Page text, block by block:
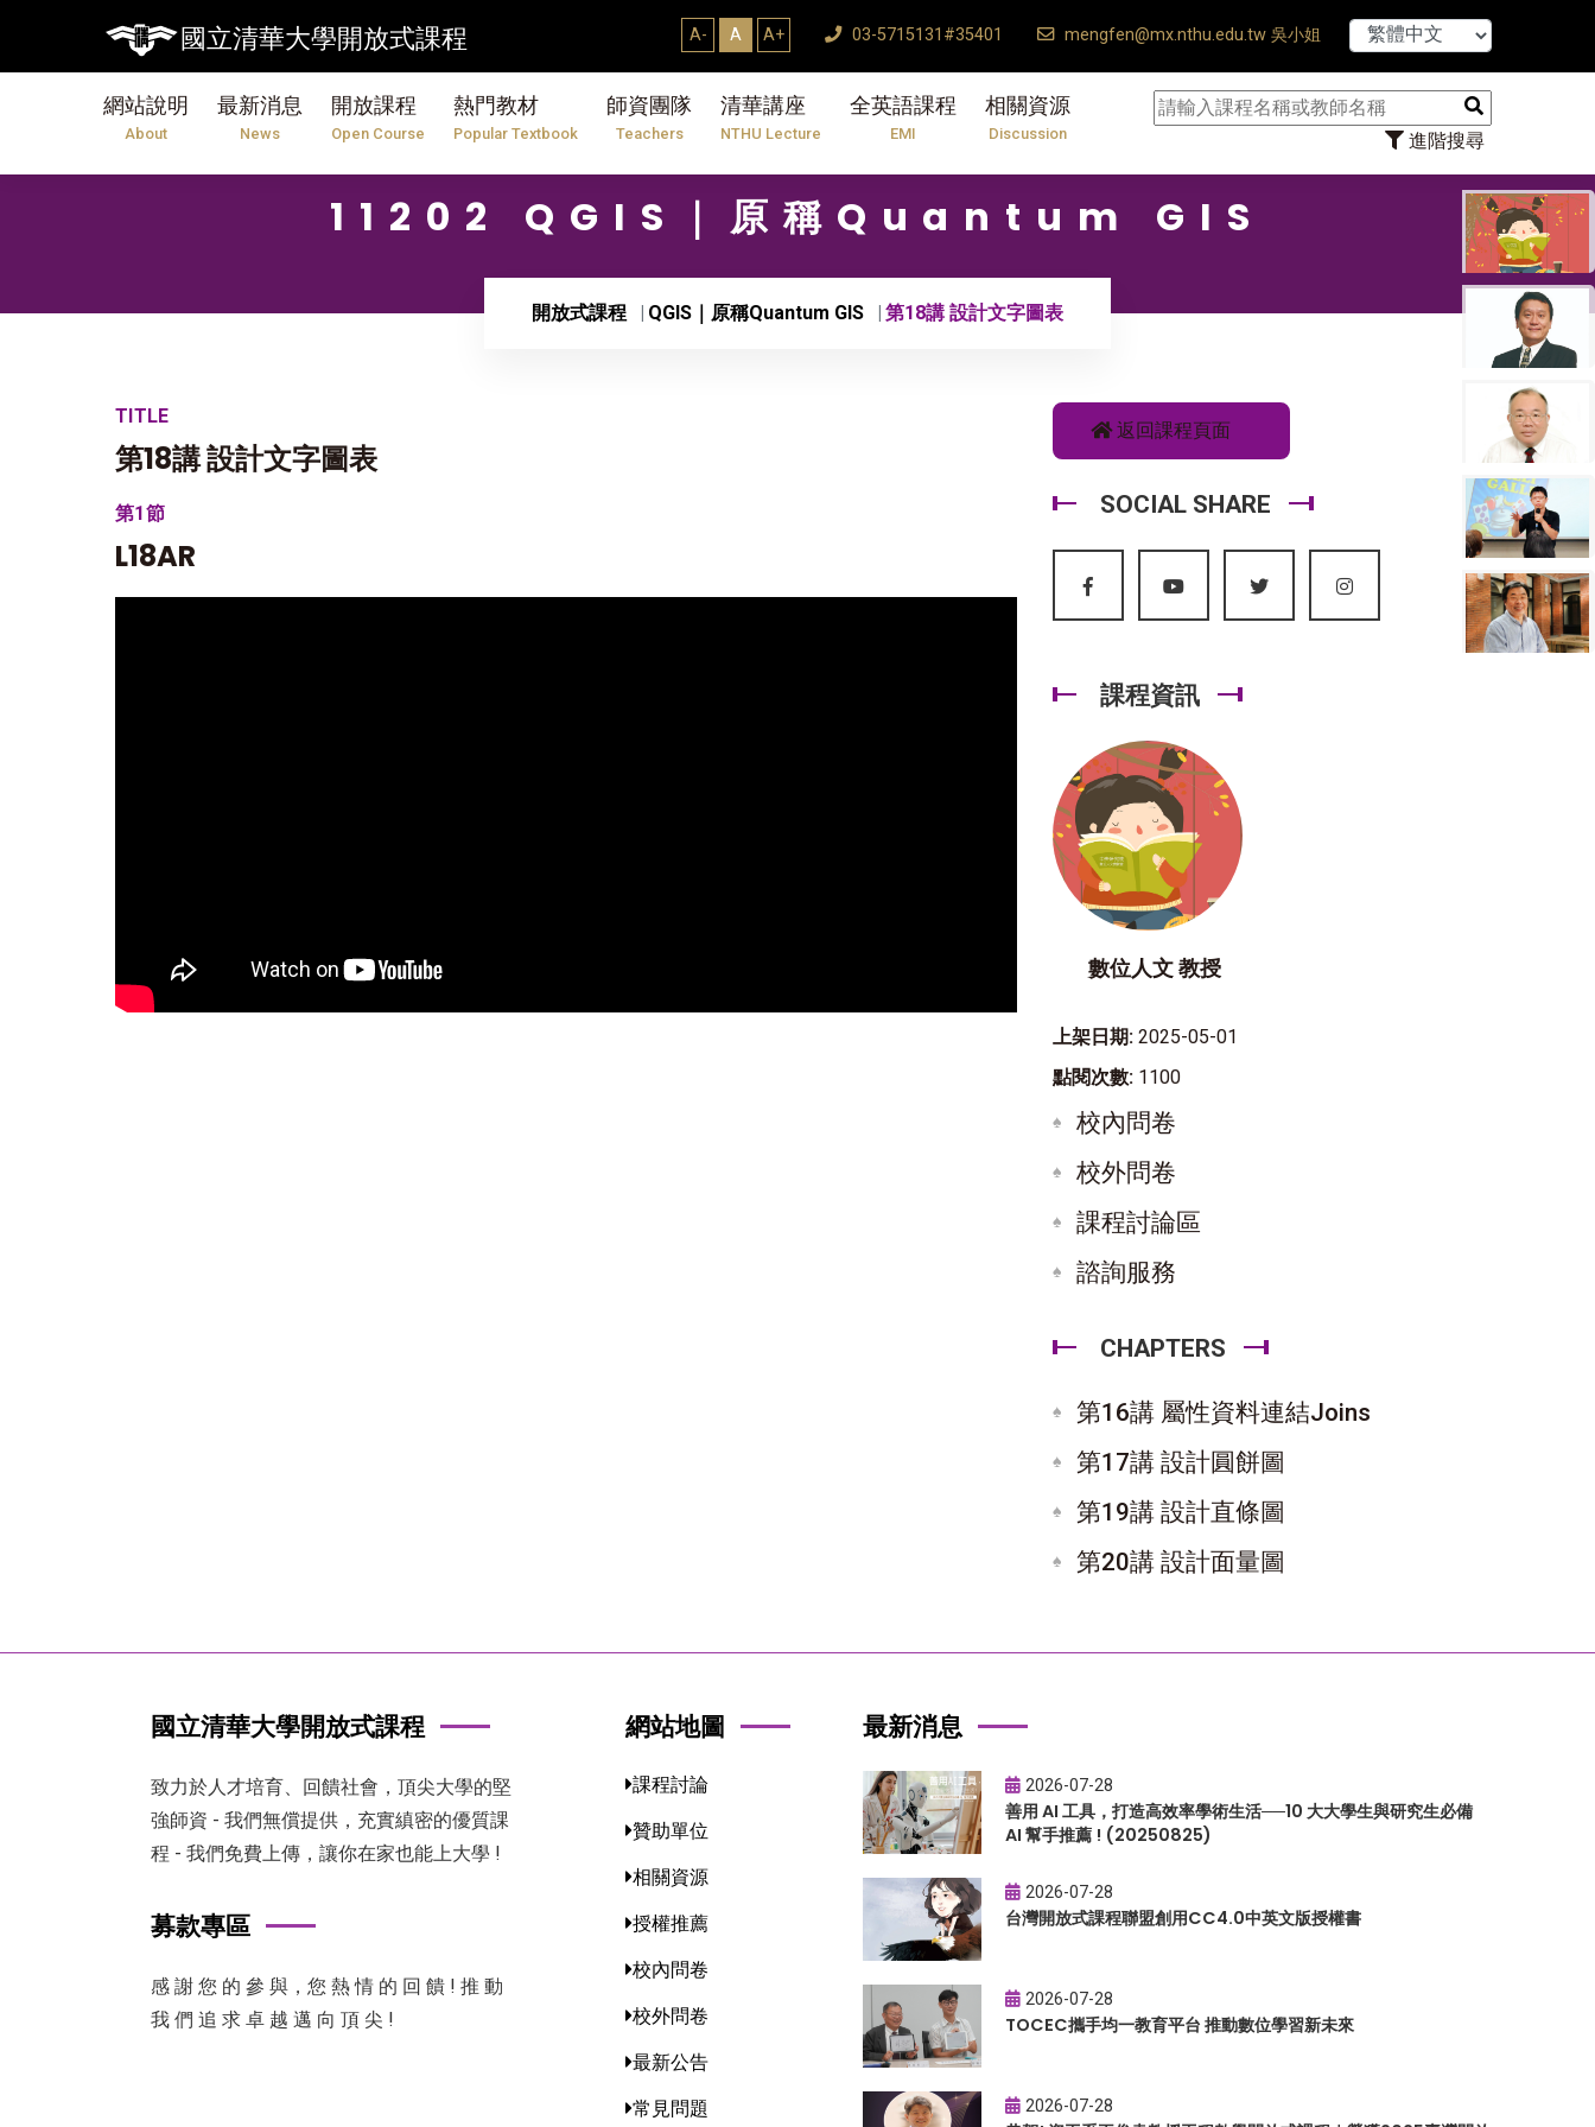
國立清華大學開放式課程 A- A A+ 03-5715131#35401 mengfen@mx.nthu.edu.tw 吳小姐
網站說明
About
最新消息
News
開放課程
Open Course
熱門教材
Popular Textbook
師資團隊
Teachers
清華講座
NTHU Lecture
全英語課程
EMI
相關資源
Discussion 進階搜尋
【7/31】114
11202 QGIS｜原稱Quantum GIS
開放式課程 QGIS｜原稱Quantum GIS 第18講 設計文字圖表
TITLE
第18講 設計文字圖表
第1節
L18AR
返回課程頁面
SOCIAL SHARE
課程資訊
數位人文 教授
上架日期: 2025-05-01
點閱次數: 1100
校內問卷
校外問卷
課程討論區
諮詢服務
CHAPTERS
第16講 屬性資料連結Joins
第17講 設計圓餅圖
第19講 設計直條圖
第20講 設計面量圖
國立清華大學開放式課程
致力於人才培育、回饋社會，頂尖大學的堅
強師資 - 我們無償提供，充實縝密的優質課
程 - 我們免費上傳，讓你在家也能上大學 !
募款專區
感 謝 您 的 參 與，您 熱 情 的 回 饋 ! 推 動
我 們 追 求 卓 越 邁 向 頂 尖 !
網站地圖
課程討論
贊助單位
相關資源
授權推薦
校內問卷
校外問卷
最新公告
常見問題
最新消息
2026-07-28
善用 AI 工具，打造高效率學術生活──10 大大學生與研究生必備
AI 幫手推薦 ! (20250825)
2026-07-28
台灣開放式課程聯盟創用CC4.0中英文版授權書
2026-07-28
TOCEC攜手均一教育平台 推動數位學習新未來
2026-07-28